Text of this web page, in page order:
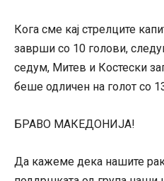
Кога сме кај стрелците
заврши со 10 голови,
седум, Митев и Костески
беше одличен на голот со
БРАВО МАКЕДОНИЈА!
Да кажеме дека нашите